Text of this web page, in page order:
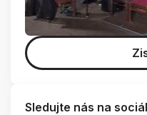
Sledujte nás na